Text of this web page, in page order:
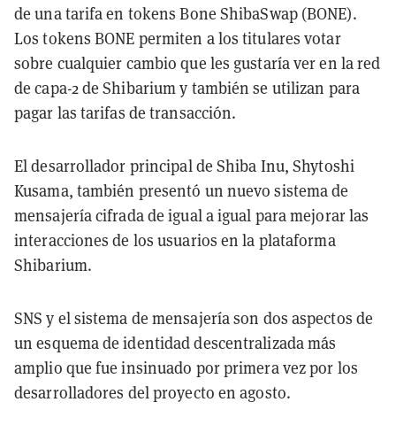
de una tarifa en tokens Bone ShibaSwap (BONE).
Los tokens BONE permiten a los titulares votar
sobre cualquier cambio que les gustaría ver en la red
de capa-2 de Shibarium y también se utilizan para
pagar las tarifas de transacción.
El desarrollador principal de Shiba Inu, Shytoshi
Kusama, también presentó un nuevo sistema de
mensajería cifrada de igual a igual para mejorar las
interacciones de los usuarios en la plataforma
Shibarium.
SNS y el sistema de mensajería son dos aspectos de
un esquema de identidad descentralizada más
amplio que fue insinuado por primera vez por los
desarrolladores del proyecto en agosto.